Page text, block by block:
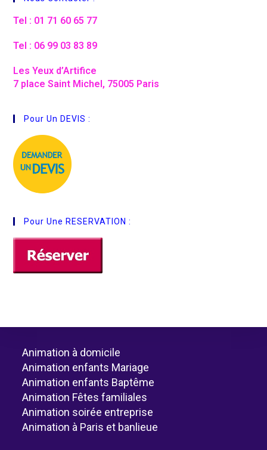
Tel : 01 71 60 65 77
Tel : 06 99 03 83 89
Les Yeux d’Artifice
7 place Saint Michel, 75005 Paris
Pour Un DEVIS :
Pour Une RESERVATION :
Animation à domicile
Animation enfants Mariage
Animation enfants Baptême
Animation Fêtes familiales
Animation soirée entreprise
Animation à Paris et banlieue